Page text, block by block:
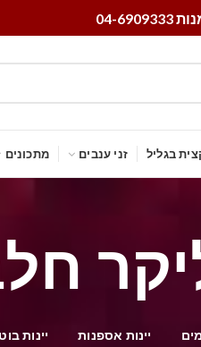
בגליל זני ענבים מתכונים
יינות אספנות יינות